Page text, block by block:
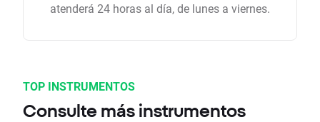
atenderá 24 horas al día, de lunes a viernes.
TOP INSTRUMENTOS
Consulte más instrumentos